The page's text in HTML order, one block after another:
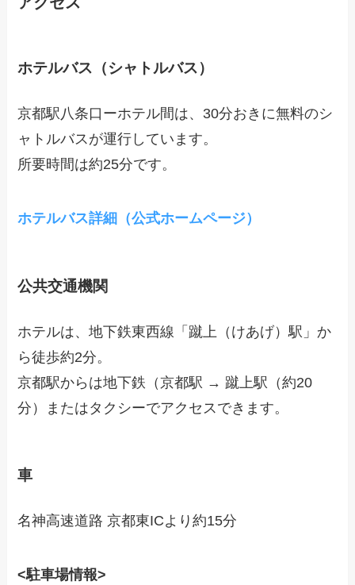
ホテルバス（シャトルバス）
京都駅八条口ーホテル間は、30分おきに無料のシ
ャトルバスが運行しています。
所要時間は約25分です。
ホテルバス詳細（公式ホームページ）
公共交通機関
ホテルは、地下鉄東西線「蹴上（けあげ）駅」か
ら徒歩約2分。
京都駅からは地下鉄（京都駅 → 蹴上駅（約20
分）またはタクシーでアクセスできます。
車
名神高速道路 京都東ICより約15分
<駐車場情報>